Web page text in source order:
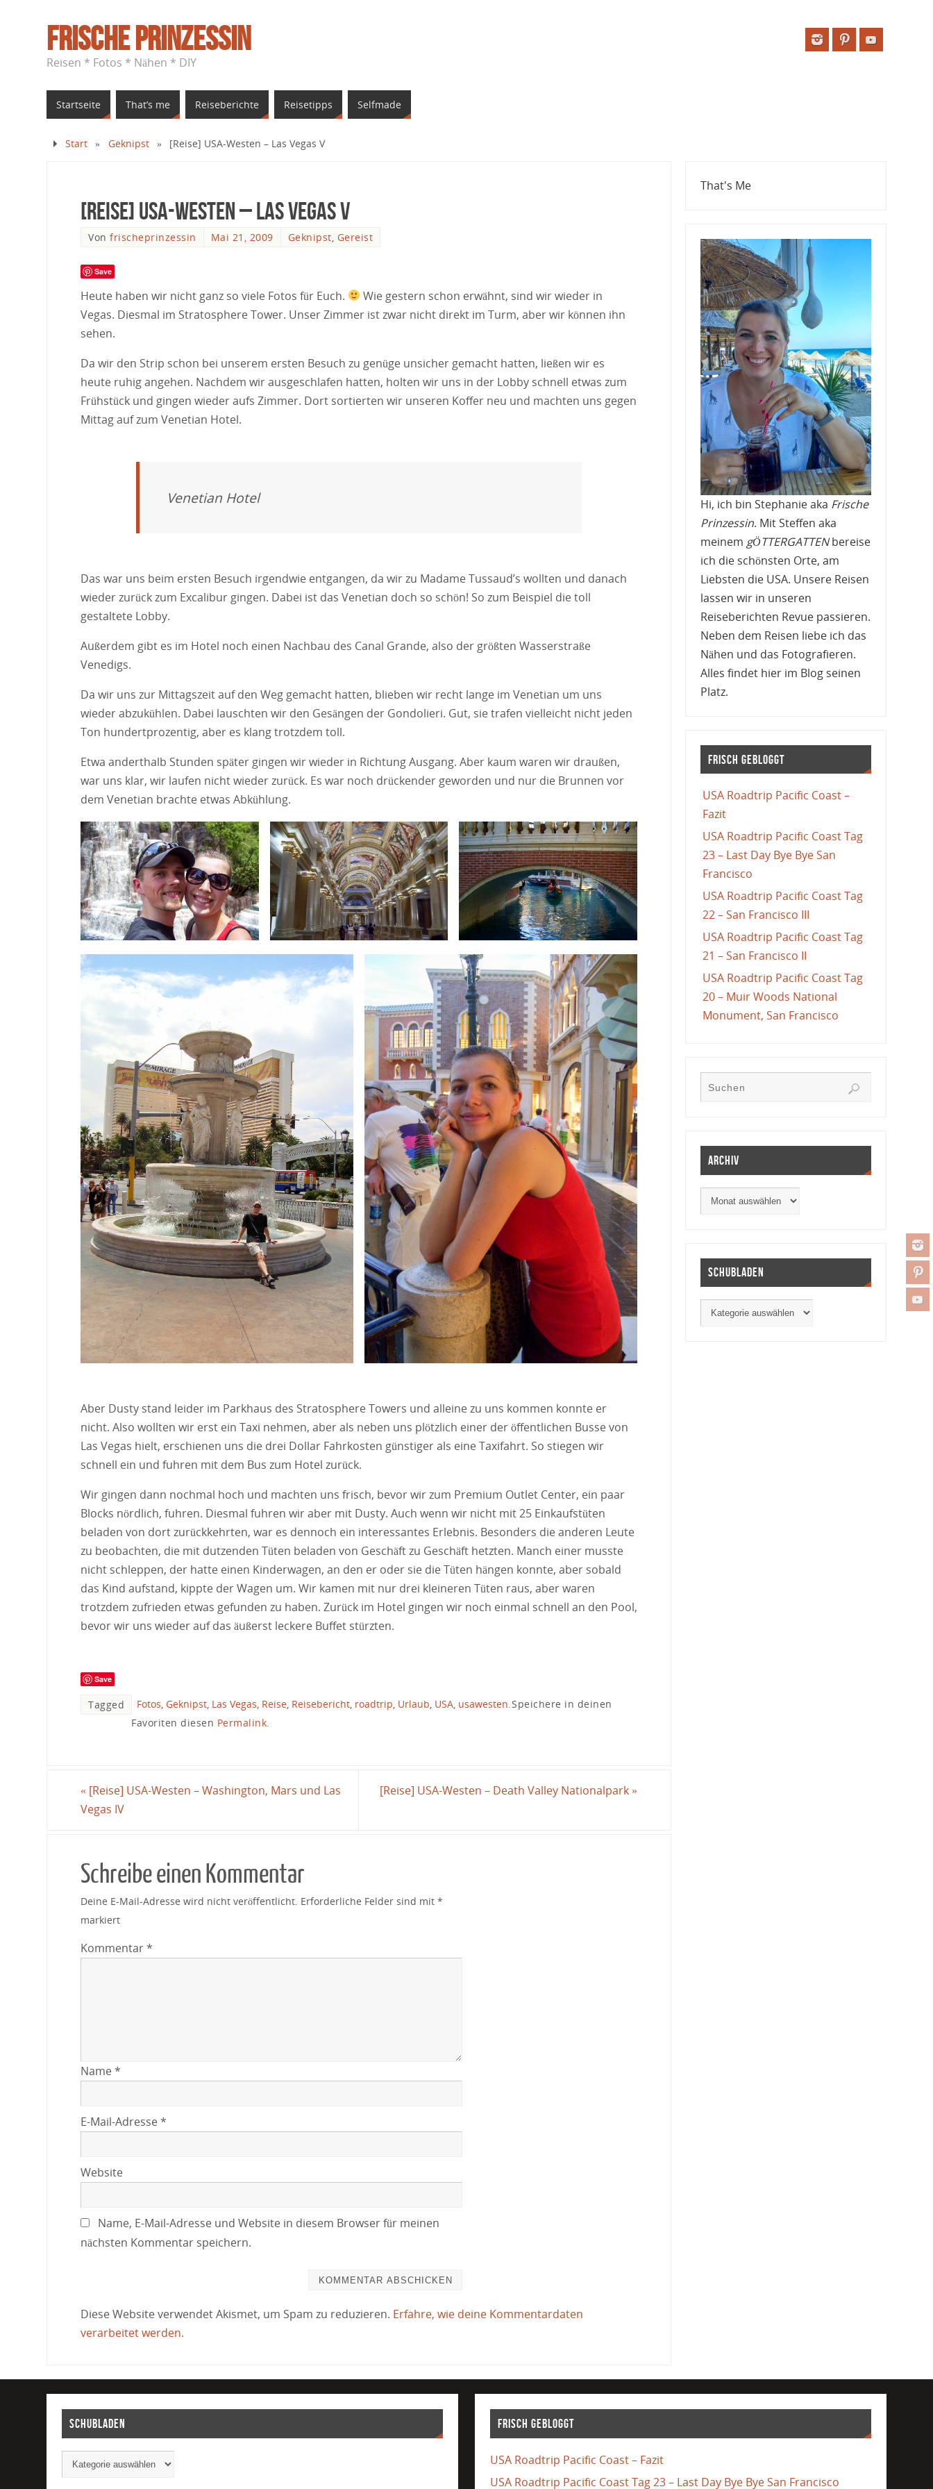
Frische Prinzessin
Reisen * Fotos * Nähen * DIY
Startseite That’s me Reiseberichte Reisetipps Selfmade
Start » Geknipst » [Reise] USA-Westen – Las Vegas V
[Reise] USA-Westen – Las Vegas V
Von frischeprinzessin Mai 21, 2009 Geknipst, Gereist
Save
Heute haben wir nicht ganz so viele Fotos für Euch.
Wie gestern schon erwähnt, sind wir wieder in
Vegas. Diesmal im Stratosphere Tower. Unser Zimmer ist zwar nicht direkt im Turm, aber wir können ihn
sehen.
Da wir den Strip schon bei unserem ersten Besuch zu genüge unsicher gemacht hatten, ließen wir es
heute ruhig angehen. Nachdem wir ausgeschlafen hatten, holten wir uns in der Lobby schnell etwas zum
Frühstück und gingen wieder aufs Zimmer. Dort sortierten wir unseren Koffer neu und machten uns gegen
Mittag auf zum Venetian Hotel.
Venetian Hotel
Das war uns beim ersten Besuch irgendwie entgangen, da wir zu Madame Tussaud’s wollten und danach
wieder zurück zum Excalibur gingen. Dabei ist das Venetian doch so schön! So zum Beispiel die toll
gestaltete Lobby.
Außerdem gibt es im Hotel noch einen Nachbau des Canal Grande, also der größten Wasserstraße
Venedigs.
Da wir uns zur Mittagszeit auf den Weg gemacht hatten, blieben wir recht lange im Venetian um uns
wieder abzukühlen. Dabei lauschten wir den Gesängen der Gondolieri. Gut, sie trafen vielleicht nicht jeden
Ton hundertprozentig, aber es klang trotzdem toll.
Etwa anderthalb Stunden später gingen wir wieder in Richtung Ausgang. Aber kaum waren wir draußen,
war uns klar, wir laufen nicht wieder zurück. Es war noch drückender geworden und nur die Brunnen vor
dem Venetian brachte etwas Abkühlung.
Aber Dusty stand leider im Parkhaus des Stratosphere Towers und alleine zu uns kommen konnte er
nicht. Also wollten wir erst ein Taxi nehmen, aber als neben uns plötzlich einer der öffentlichen Busse von
Las Vegas hielt, erschienen uns die drei Dollar Fahrkosten günstiger als eine Taxifahrt. So stiegen wir
schnell ein und fuhren mit dem Bus zum Hotel zurück.
Wir gingen dann nochmal hoch und machten uns frisch, bevor wir zum Premium Outlet Center, ein paar
Blocks nördlich, fuhren. Diesmal fuhren wir aber mit Dusty. Auch wenn wir nicht mit 25 Einkaufstüten
beladen von dort zurückkehrten, war es dennoch ein interessantes Erlebnis. Besonders die anderen Leute
zu beobachten, die mit dutzenden Tüten beladen von Geschäft zu Geschäft hetzten. Manch einer musste
nicht schleppen, der hatte einen Kinderwagen, an den er oder sie die Tüten hängen konnte, aber sobald
das Kind aufstand, kippte der Wagen um. Wir kamen mit nur drei kleineren Tüten raus, aber waren
trotzdem zufrieden etwas gefunden zu haben. Zurück im Hotel gingen wir noch einmal schnell an den Pool,
bevor wir uns wieder auf das äußerst leckere Buffet stürzten.
Save
Tagged Fotos, Geknipst, Las Vegas, Reise, Reisebericht, roadtrip, Urlaub, USA, usawesten.Speichere in deinen
Favoriten diesen Permalink.
« [Reise] USA-Westen – Washington, Mars und Las
Vegas IV
[Reise] USA-Westen – Death Valley Nationalpark »
Schreibe einen Kommentar
Deine E-Mail-Adresse wird nicht veröffentlicht. Erforderliche Felder sind mit *
markiert
Kommentar*
Name*
E-Mail-Adresse*
Website
Name, E-Mail-Adresse und Website in diesem Browser für meinen
nächsten Kommentar speichern.
Diese Website verwendet Akismet, um Spam zu reduzieren. Erfahre, wie deine Kommentardaten
verarbeitet werden.
That's Me
Hi, ich bin Stephanie aka Frische
Prinzessin. Mit Steffen aka
meinem gÖTTERGATTENbereise
ich die schönsten Orte, am
Liebsten die USA. Unsere Reisen
lassen wir in unseren
Reiseberichten Revue passieren.
Neben dem Reisen liebe ich das
Nähen und das Fotografieren.
Alles findet hier im Blog seinen
Platz.
Frisch gebloggt
USA Roadtrip Pacific Coast –
Fazit
USA Roadtrip Pacific Coast Tag
23 – Last Day Bye Bye San
Francisco
USA Roadtrip Pacific Coast Tag
22 – San Francisco III
USA Roadtrip Pacific Coast Tag
21 – San Francisco II
USA Roadtrip Pacific Coast Tag
20 – Muir Woods National
Monument, San Francisco
Archiv
Schubladen
Schubladen Frisch gebloggt
USA Roadtrip Pacific Coast – Fazit
USA Roadtrip Pacific Coast Tag 23 – Last Day Bye Bye San Francisco